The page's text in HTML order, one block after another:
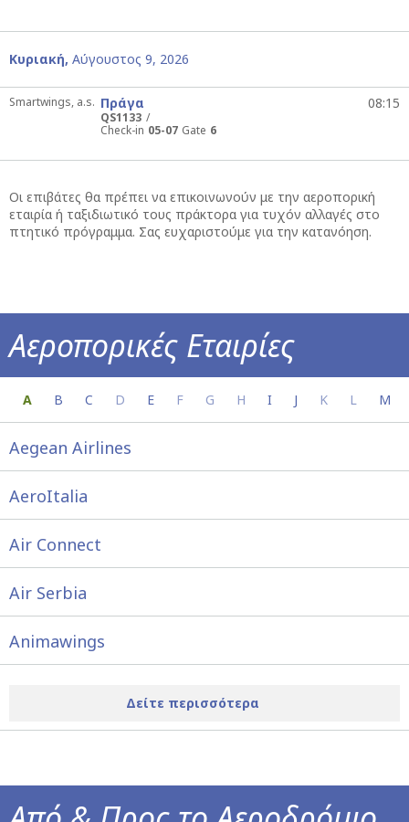
Κυριακή, Αύγουστος 9, 2026
Smartwings, a.s.
QS1133
Πράγα 08:15
Check-in 05-07 Gate 6
Οι επιβάτες θα πρέπει να επικοινωνούν με την αεροπορική
εταιρία ή ταξιδιωτικό τους πράκτορα για τυχόν αλλαγές στο
πτητικό πρόγραμμα. Σας ευχαριστούμε για την κατανόηση.
Αεροπορικές Εταιρίες
Όλες οι πληροφορίες για την αεροπορική
A B C D E F G H I J K L M
Aegean Airlines
AeroItalia
Air Connect
Air Serbia
Animawings
Δείτε περισσότερα